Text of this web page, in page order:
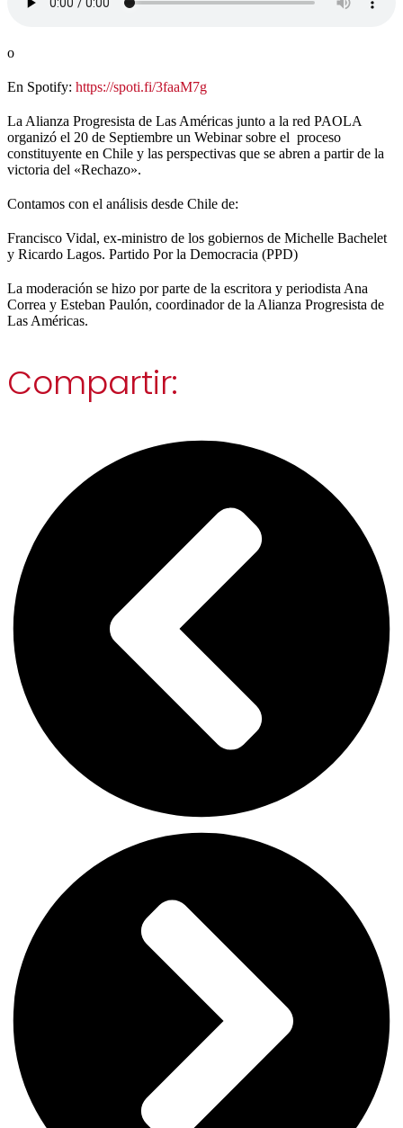
o
En Spotify: https://spoti.fi/3faaM7g
La Alianza Progresista de Las Américas junto a la red PAOLA
organizó el 20 de Septiembre un Webinar sobre el proceso
constituyente en Chile y las perspectivas que se abren a partir de la
victoria del «Rechazo».
Contamos con el análisis desde Chile de:
Francisco Vidal, ex-ministro de los gobiernos de Michelle Bachelet
y Ricardo Lagos. Partido Por la Democracia (PPD)
La moderación se hizo por parte de la escritora y periodista Ana
Correa y Esteban Paulón, coordinador de la Alianza Progresista de
Las Américas.
Compartir: